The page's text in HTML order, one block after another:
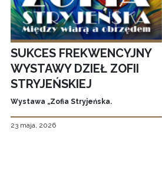
SUKCES FREKWENCYJNY
WYSTAWY DZIEŁ ZOFII
STRYJEŃSKIEJ
Wystawa „Zofia Stryjeńska.
23 maja, 2026